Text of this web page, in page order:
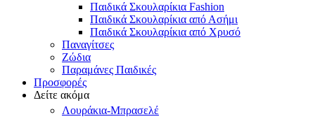
Παιδικά Σκουλαρίκια Fashion
Παιδικά Σκουλαρίκια από Ασήμι
Παιδικά Σκουλαρίκια από Χρυσό
Παναγίτσες
Ζώδια
Παραμάνες Παιδικές
Προσφορές
Δείτε ακόμα
Λουράκια-Μπρασελέ